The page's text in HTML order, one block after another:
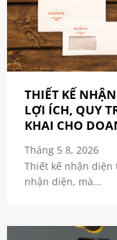
THIẾT KẾ
LỢI ÍCH, QUY
KHAI CHO
Thiết kế nhận
nhận diện, mà...
Tháng 5 8, 2026